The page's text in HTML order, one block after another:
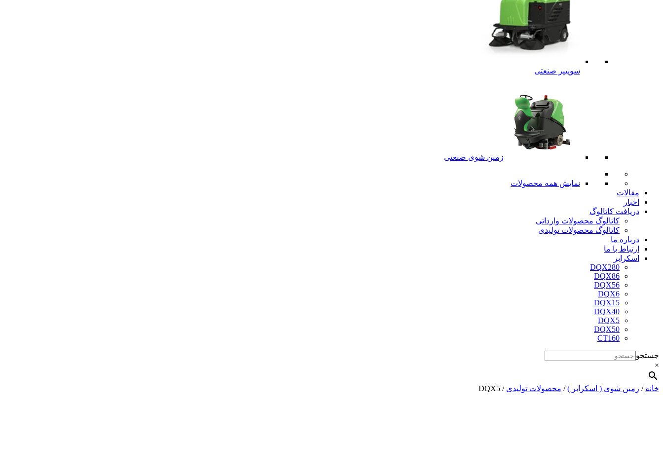
سوییپر صنعتی
زمین شوی صنعتی
نمایش همه محصولات
مقالات
اخبار
دریافت کاتالوگ
کاتالوگ محصولات وارداتی
کاتالوگ محصولات تولیدی
درباره ما
ارتباط با ما
اسکرابر
DQX280
DQX86
DQX56
DQX6
DQX15
DQX40
DQX5
DQX50
CT160
جستجو
×
خانه / زمین شوی ( اسکرابر )/ محصولات تولیدی / DQX5